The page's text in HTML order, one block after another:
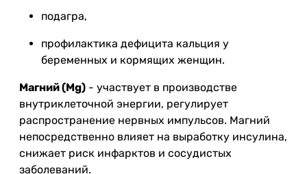
подагра,
профилактика дефицита кальция у
беременных и кормящих женщин.
Магний (Mg) - участвует в производстве
внутриклеточной энергии, регулирует
распространение нервных импульсов. Магний
непосредственно влияет на выработку инсулина,
снижает риск инфарктов и сосудистых
заболеваний.